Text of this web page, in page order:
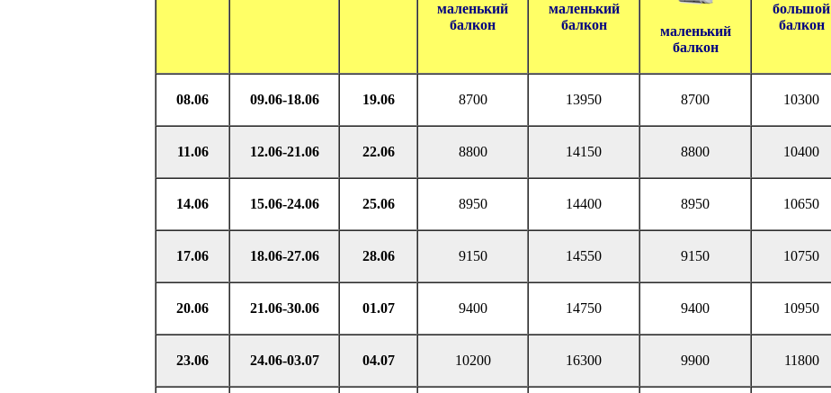
маленький
балкон
маленький
балкон
маленький
балкон
большой
балкон
08.06 09.06-18.06 19.06 8700 13950 8700 10300
11.06 12.06-21.06 22.06 8800 14150 8800 10400
14.06 15.06-24.06 25.06 8950 14400 8950 10650
17.06 18.06-27.06 28.06 9150 14550 9150 10750
20.06 21.06-30.06 01.07 9400 14750 9400 10950
23.06 24.06-03.07 04.07 10200 16300 9900 11800